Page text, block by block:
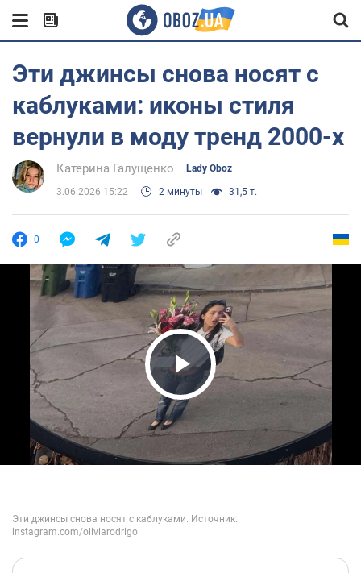
Эти джинсы снова носят с
каблуками: иконы стиля
вернули в моду тренд 2000-х
Катерина Галущенко Lady Oboz
3.06.2026 15:22 2 минуты 31,5 т.
0
Play Video